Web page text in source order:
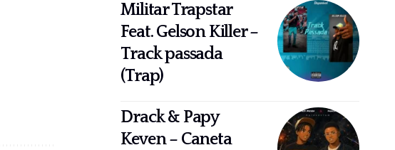
Militar Trapstar
Feat. Gelson Killer –
Track passada
(Trap)
Drack & Papy
Keven – Caneta